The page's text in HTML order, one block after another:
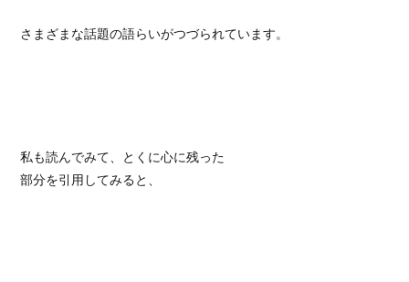
さまざまな話題の語らいがつづられています。
私も読んでみて、とくに心に残った
部分を引用してみると、